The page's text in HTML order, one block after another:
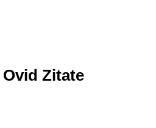
Ovid Zitate